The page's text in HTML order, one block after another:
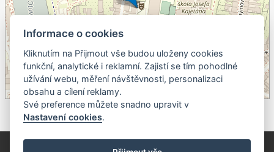
©OpenStreetMapcontributors.
© Píseckem / Kalendárium (Změna programu vyhrazena!)
(Cookies)
Informace o cookies
Kliknutím na Přijmout vše budou uloženy cookies
funkční, analytické i reklamní. Zajistí se tím pohodlné
užívání webu, měření návštěvnosti, personalizaci
obsahu a cílení reklamy.
Své preference můžete snadno upravit v
Nastavení cookies.